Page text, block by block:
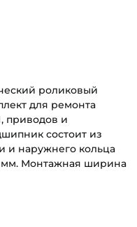
роликовый
для ремонта
приводов и
состоит из
и наружнего кольца
мм. Монтажная ширина